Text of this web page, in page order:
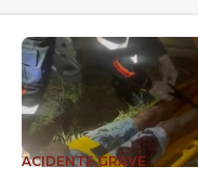
ACIDENTE GRAVE